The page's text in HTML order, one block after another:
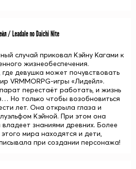
/ Leadale no Daichi Nite
случай приковал Кэйну Кагами к
жизнеобеспечения.
девушка может почувствовать
VRMMORPG-игры «Лидейл».
перестаёт работать, и жизнь
Но только чтобы возобновиться
лет. Она открыла глаза и
Кэйной. При этом она
знаниями древних. Более
мира находятся и дети,
при создании персонажа!